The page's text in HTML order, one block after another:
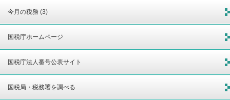
今月の税務 (3)
国税庁ホームページ
国税庁法人番号公表サイト
国税局・税務署を調べる